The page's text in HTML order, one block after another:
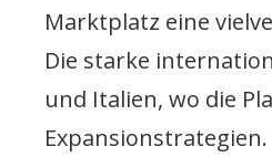
Marktplatz eine
Die starke
und Italien, wo die
Expansionstrategien.